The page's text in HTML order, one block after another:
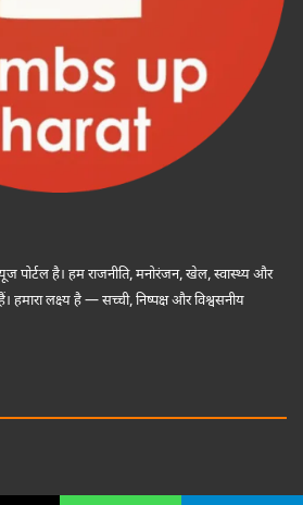
पोर्टल है। हम राजनीति, मनोरंजन, खेल, स्वास्थ्य और
हमारा लक्ष्य है — सच्ची, निष्पक्ष और विश्वसनीय